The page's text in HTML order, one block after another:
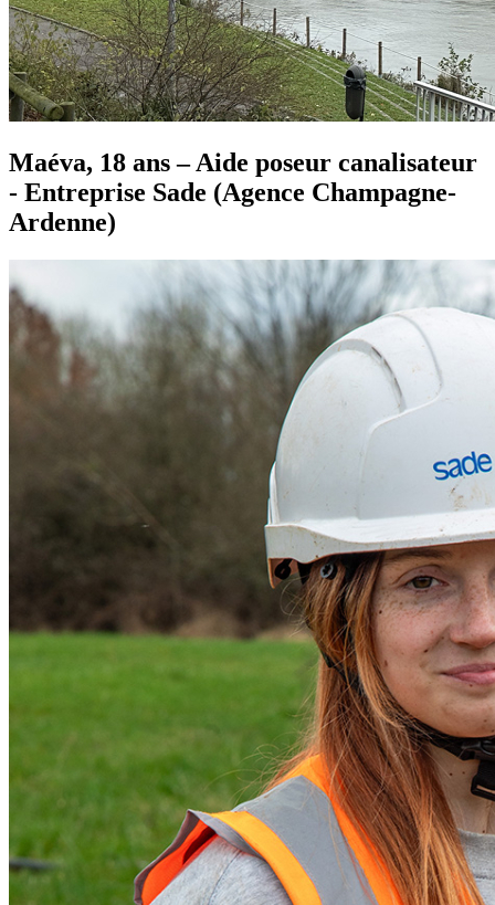
Maéva, 18 ans – Aide poseur canalisateur
- Entreprise Sade (Agence Champagne-
Ardenne)